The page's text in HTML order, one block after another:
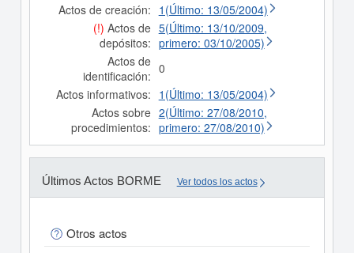
Actos de creación: 1(Último: 13/05/2004)
(!) Actos de
depósitos:
5(Último: 13/10/2009,
primero: 03/10/2005)
Actos de
identificación: 0
Actos informativos: 1(Último: 13/05/2004)
Actos sobre
procedimientos:
2(Último: 27/08/2010,
primero: 27/08/2010)
Últimos Actos BORME Ver todos los actos
Otros actos